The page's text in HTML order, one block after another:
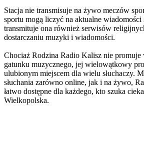
Stacja nie transmisuje na żywo meczów
sportu mogą liczyć na aktualne
transmituje ona również serwisów
dostarczaniu muzyki i wiadomości.
Chociaż Rodzina Radio Kalisz nie promuje
gatunku muzycznego, jej wielowątkowy
ulubionym miejscem dla wielu słuchaczy.
słuchania zarówno online, jak i na żywo,
łatwo dostępne dla każdego, kto szuka
Wielkopolska.